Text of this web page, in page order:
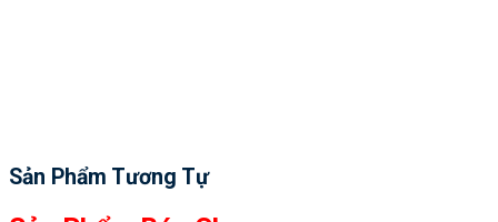
Sản Phẩm Tương Tự